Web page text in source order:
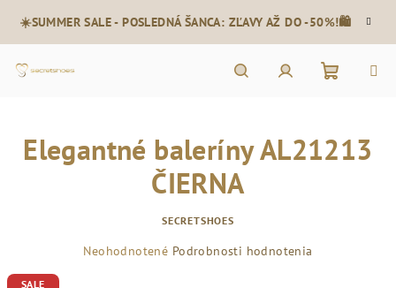
obsah
☀️SUMMER SALE - POSLEDNÁ ŠANCA: ZĽAVY AŽ DO -50%!🛍️
košík
Elegantné baleríny AL21213
ČIERNA
SECRETSHOES
Priemerné
Neohodnotené Podrobnosti hodnotenia
SALE